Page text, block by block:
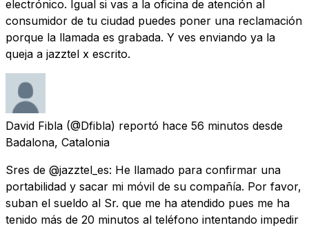
electrónico. Igual si vas a la oficina de atención al
consumidor de tu ciudad puedes poner una reclamación
porque la llamada es grabada. Y ves enviando ya la
queja a jazztel x escrito.
David Fibla (@Dfibla) reportó hace 56 minutos desde
Badalona, Catalonia
Sres de @jazztel_es: He llamado para confirmar una
portabilidad y sacar mi móvil de su compañía. Por favor,
suban el sueldo al Sr. que me ha atendido pues me ha
tenido más de 20 minutos al teléfono intentando impedir